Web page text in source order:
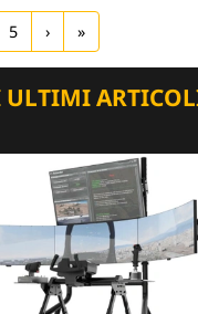
5 › »
ULTIMI